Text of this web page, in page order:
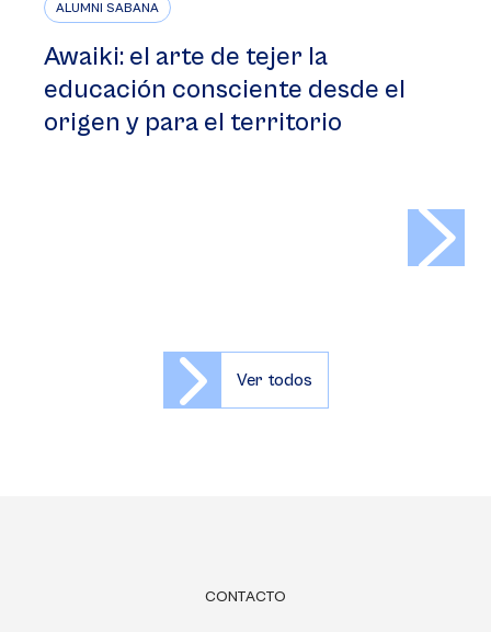
ALUMNI SABANA
Awaiki: el arte de tejer la
educación consciente desde el
origen y para el territorio
Ver todos
CONTACTO